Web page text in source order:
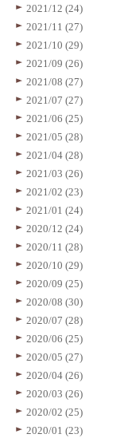
2021/12 (24)
2021/11 (27)
2021/10 (29)
2021/09 (26)
2021/08 (27)
2021/07 (27)
2021/06 (25)
2021/05 (28)
2021/04 (28)
2021/03 (26)
2021/02 (23)
2021/01 (24)
2020/12 (24)
2020/11 (28)
2020/10 (29)
2020/09 (25)
2020/08 (30)
2020/07 (28)
2020/06 (25)
2020/05 (27)
2020/04 (26)
2020/03 (26)
2020/02 (25)
2020/01 (23)